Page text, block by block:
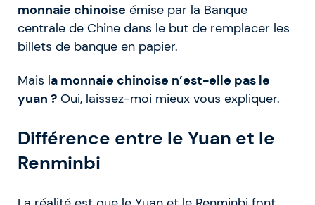
monnaie chinoise émise par la Banque
centrale de Chine dans le but de remplacer les
billets de banque en papier.
Mais la monnaie chinoise n’est-elle pas le
yuan ? Oui, laissez-moi mieux vous expliquer.
Différence entre le Yuan et le
Renminbi